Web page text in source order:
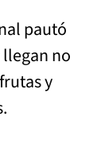
pautó
no
y